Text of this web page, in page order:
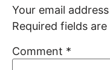
Your email
Required fields
Comment *